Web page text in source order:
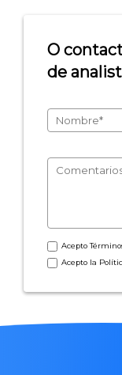
-
- Encuestas
- Encuestas
O
de
Acepto
Acepto la